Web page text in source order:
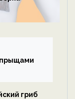
гриб